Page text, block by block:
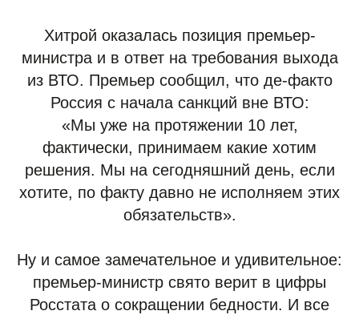
Хитрой оказалась позиция премьер-
министра и в ответ на требования выхода
из ВТО. Премьер сообщил, что де-факто
Россия с начала санкций вне ВТО:
«Мы уже на протяжении 10 лет,
фактически, принимаем какие хотим
решения. Мы на сегодняшний день, если
хотите, по факту давно не исполняем этих
обязательств».
Ну и самое замечательное и удивительное:
премьер-министр свято верит в цифры
Росстата о сокращении бедности. И все